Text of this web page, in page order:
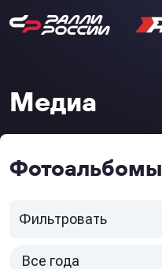
Медиа
Фотоальбомы
Фильтровать
Все года